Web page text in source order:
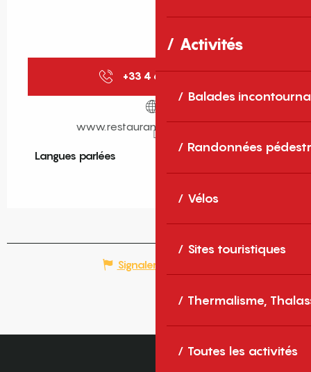
Activités
Balades
Randonnées
Vélos
Sites touristiques
Thermalisme,
Toutes les activités
+33 4 68 35 00
www.restaurant-galinette.com
Langues parlées
Langues parlées
Signaler une erreur